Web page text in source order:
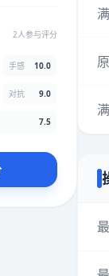
2人参与评分
手感 10.0
对抗 9.0
7.5
★★ ★★
结果，速度占比95%，手感占比
性价比占比75%，颜值占比100%